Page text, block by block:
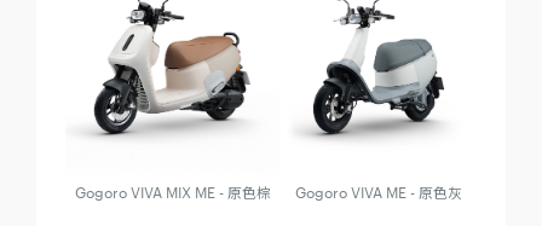
Gogoro VIVA MIX ME - 原色棕 Gogoro VIVA ME - 原色灰